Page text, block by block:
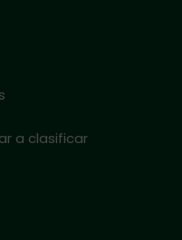
a clasificar